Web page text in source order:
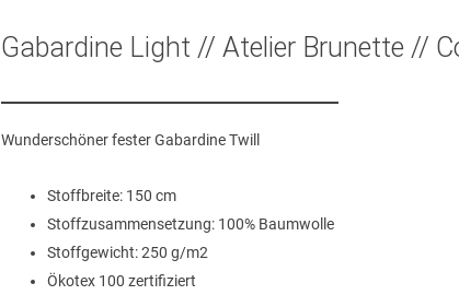
Gabardine Light // Atelier Brunette //
Wunderschöner fester Gabardine Twill
Stoffbreite: 150 cm
Stoffzusammensetzung: 100% Baumwolle
Stoffgewicht: 250 g/m2
Ökotex 100 zertifiziert